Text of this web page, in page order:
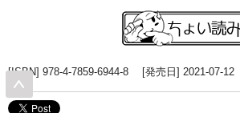
[ISBN] 978-4-7859-6944-8 [発売日] 2021-07-12